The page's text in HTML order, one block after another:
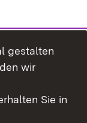
gestalten
wir
Sie in